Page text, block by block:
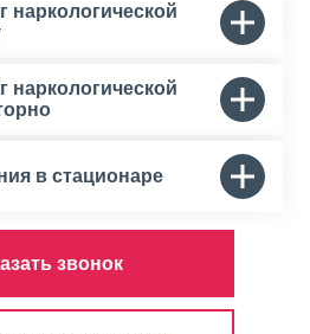
наркологической
наркологической
в стационаре
звонок